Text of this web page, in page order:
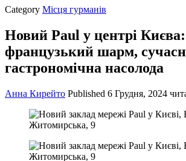
Category Місця гурманів
Новий Paul у центрі Києва:
французький шарм,
гастрономічна насолода
Анна Кирейто Published 6 Грудня, 2024